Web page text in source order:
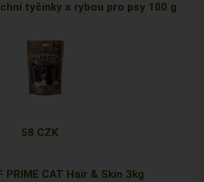
tyčinky s rybou pro psy 100 g
58 CZK
PRIME CAT Hair & Skin 3kg